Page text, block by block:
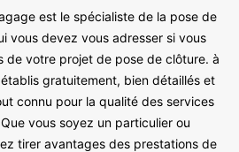
est le spécialiste de la pose de
vous devez vous adresser si vous
de votre projet de pose de clôture. à
gratuitement, bien détaillés et
connu pour la qualité des services
vous soyez un particulier ou
tirer avantages des prestations de